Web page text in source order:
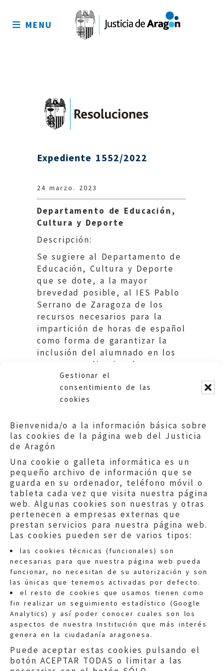
Gestionar el
consentimiento de las
cookies
Bienvenida/o a la información básica sobre
las cookies de la página web del Justicia
de Aragón
Una cookie o galleta informática es un
pequeño archivo de información que se
guarda en su ordenador, teléfono móvil o
tableta cada vez que visita nuestra página
web. Algunas cookies son nuestras y otras
pertenecen a empresas externas que
prestan servicios para nuestra página web.
Las cookies pueden ser de varios tipos:
las cookies técnicas (funcionales) son
necesarias para que nuestra página web pueda
funcionar, no necesitan de su autorización y son
las únicas que tenemos activadas por defecto.
el resto de cookies que usamos tienen como
fin realizar un seguimiento estadístico (Google
Analytics) y así poder conocer cuales son los
aspectos de nuestra Institución que más interés
genera en la ciudadanía aragonesa.
Puede aceptar estas cookies pulsando el
botón ACEPTAR TODAS o limitar a las
sitio
MENU
Expediente 1552/2022
24 marzo. 2023
Departamento de Educación,
Cultura y Deporte
Descripción:
Se sugiere al Departamento de
Educación, Cultura y Deporte
que se dote, a la mayor
brevedad posible, al IES Pablo
Serrano de Zaragoza de los
recursos necesarios para la
impartición de horas de español
como forma de garantizar la
inclusión del alumnado en los
procesos ordinarios de
enseñanza y aprendizaje.
Quejas:quejas@eljusticiadearagon.es
Información general:
informacion@eljusticiadearagon.es
Teléfonos:900 210 210/